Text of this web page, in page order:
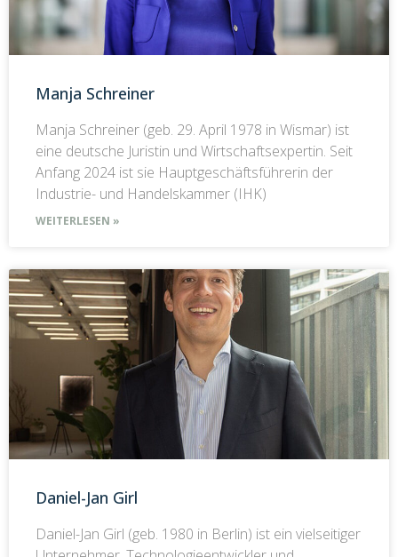
Manja Schreiner
Manja Schreiner (geb. 29. April 1978 in Wismar) ist
eine deutsche Juristin und Wirtschaftsexpertin. Seit
Anfang 2024 ist sie Hauptgeschäftsführerin der
Industrie- und Handelskammer (IHK)
WEITERLESEN »
Daniel-Jan Girl
Daniel-Jan Girl (geb. 1980 in Berlin) ist ein vielseitiger